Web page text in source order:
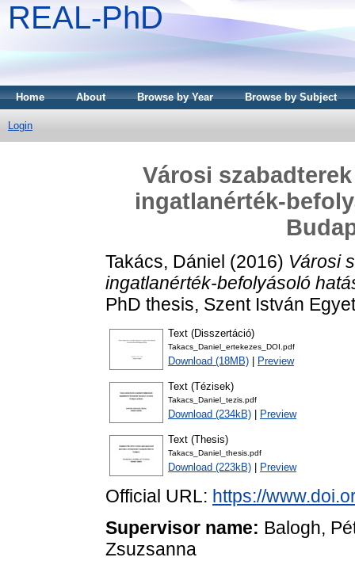
REAL-PhD
Home About Browse by Year Browse by Subject
Login
Városi
ingatlanérték-
Takács, Dániel (2016) Városi
ingatlanérték-befolyásoló
PhD thesis, Szent István
Text (Disszertáció)
Takacs_Daniel_ertekezes_DOI.pdf
Download (18MB) Preview
Text (Tézisek)
Takacs_Daniel_tezis.pdf
Download (234kB) Preview
Text (Thesis)
Takacs_Daniel_thesis.pdf
Download (223kB) Preview
Official URL: https://
Supervisor name: Balogh,
Zsuzsanna